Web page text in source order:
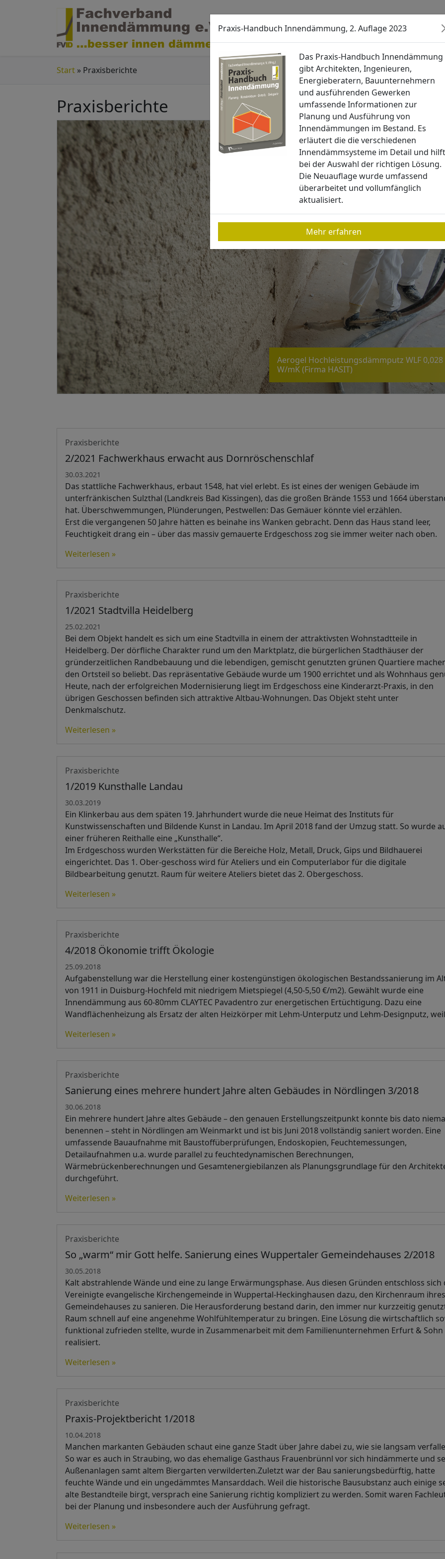
Veranstaltungen Aktuelles
Start » Praxisberichte
Praxisberichte
Aerogel Hochleistungsdämmputz WLF 0,028
W/mK (Firma HASIT)
Praxisberichte
2/2021 Fachwerkhaus erwacht aus Dornröschenschlaf
30.03.2021
Das stattliche Fachwerkhaus, erbaut 1548, hat viel erlebt. Es ist eines der wenigen Gebäude im
unterfränkischen Sulzthal (Landkreis Bad Kissingen), das die großen Brände 1553 und 1664
hat. Überschwemmungen, Plünderungen, Pestwellen: Das Gemäuer könnte viel erzählen.
Erst die vergangenen 50 Jahre hätten es beinahe ins Wanken gebracht. Denn das Haus stand leer,
Feuchtigkeit drang ein – über das massiv gemauerte Erdgeschoss zog sie immer weiter nach oben.
Weiterlesen »
Praxisberichte
1/2021 Stadtvilla Heidelberg
25.02.2021
Bei dem Objekt handelt es sich um eine Stadtvilla in einem der attraktivsten Wohnstadtteile in
Heidelberg. Der dörfliche Charakter rund um den Marktplatz, die bürgerlichen Stadthäuser der
gründerzeitlichen Randbebauung und die lebendigen, gemischt genutzten grünen Quartiere
den Ortsteil so beliebt. Das repräsentative Gebäude wurde um 1900 errichtet und als Wohnhaus
Heute, nach der erfolgreichen Modernisierung liegt im Erdgeschoss eine Kinderarzt-Praxis, in den
übrigen Geschossen befinden sich attraktive Altbau-Wohnungen. Das Objekt steht unter
Denkmalschutz.
Weiterlesen »
Praxisberichte
1/2019 Kunsthalle Landau
30.03.2019
Ein Klinkerbau aus dem späten 19. Jahrhundert wurde die neue Heimat des Instituts für
Kunstwissenschaften und Bildende Kunst in Landau. Im April 2018 fand der Umzug statt. So wurde
einer früheren Reithalle eine „Kunsthalle“.
Im Erdgeschoss wurden Werkstätten für die Bereiche Holz, Metall, Druck, Gips und Bildhauerei
eingerichtet. Das 1. Ober-geschoss wird für Ateliers und ein Computerlabor für die digitale
Bildbearbeitung genutzt. Raum für weitere Ateliers bietet das 2. Obergeschoss.
Weiterlesen »
Praxisberichte
4/2018 Ökonomie trifft Ökologie
25.09.2018
Aufgabenstellung war die Herstellung einer kostengünstigen ökologischen Bestandssanierung im
von 1911 in Duisburg-Hochfeld mit niedrigem Mietspiegel (4,50-5,50 €/m2). Gewählt wurde eine
Innendämmung aus 60-80mm CLAYTEC Pavadentro zur energetischen Ertüchtigung. Dazu eine
Wandflächenheizung als Ersatz der alten Heizkörper mit Lehm-Unterputz und Lehm-Designputz,
Weiterlesen »
Praxisberichte
Sanierung eines mehrere hundert Jahre alten Gebäudes in Nördlingen 3/2018
30.06.2018
Ein mehrere hundert Jahre altes Gebäude – den genauen Erstellungszeitpunkt konnte bis dato
benennen – steht in Nördlingen am Weinmarkt und ist bis Juni 2018 vollständig saniert worden. Eine
umfassende Bauaufnahme mit Baustoffüberprüfungen, Endoskopien, Feuchtemessungen,
Detailaufnahmen u.a. wurde parallel zu feuchtedynamischen Berechnungen,
Wärmebrückenberechnungen und Gesamtenergiebilanzen als Planungsgrundlage für den
durchgeführt.
Weiterlesen »
Praxisberichte
So „warm“ mir Gott helfe. Sanierung eines Wuppertaler Gemeindehauses 2/2018
30.05.2018
Kalt abstrahlende Wände und eine zu lange Erwärmungsphase. Aus diesen Gründen entschloss sich
Vereinigte evangelische Kirchengemeinde in Wuppertal-Heckinghausen dazu, den Kirchenraum ihres
Gemeindehauses zu sanieren. Die Herausforderung bestand darin, den immer nur kurzzeitig
Raum schnell auf eine angenehme Wohlfühltemperatur zu bringen. Eine Lösung die wirtschaftlich
funktional zufrieden stellte, wurde in Zusammenarbeit mit dem Familienunternehmen Erfurt & Sohn
realisiert.
Weiterlesen »
Praxisberichte
Praxis-Projektbericht 1/2018
10.04.2018
Manchen markanten Gebäuden schaut eine ganze Stadt über Jahre dabei zu, wie sie langsam
So war es auch in Straubing, wo das ehemalige Gasthaus Frauenbrünnl vor sich hindämmerte und
Außenanlagen samt altem Biergarten verwilderten.Zuletzt war der Bau sanierungsbedürftig, hatte
feuchte Wände und ein ungedämmtes Mansarddach. Weil die historische Bausubstanz auch einige
alte Bestandteile birgt, versprach eine Sanierung richtig kompliziert zu werden. Somit waren
bei der Planung und insbesondere auch der Ausführung gefragt.
Weiterlesen »
Praxis-Handbuch Innendämmung, 2. Auflage 2023
Das Praxis-Handbuch Innendämmung
gibt Architekten, Ingenieuren,
Energieberatern, Bauunternehmern
und ausführenden Gewerken
umfassende Informationen zur
Planung und Ausführung von
Innendämmungen im Bestand. Es
erläutert die die verschiedenen
Innendämmsysteme im Detail und hilft
bei der Auswahl der richtigen Lösung.
Die Neuauflage wurde umfassend
überarbeitet und vollumfänglich
aktualisiert.
Mehr erfahren